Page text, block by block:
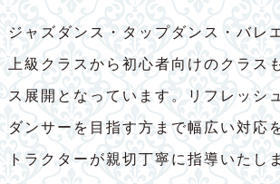
ジャズダンス・タップダンス・バレ
上級クラスから初心者向けのクラス
ス展開となっています。リフレッシ
ダンサーを目指す方まで幅広い対応
トラクターが親切丁寧に指導いたし